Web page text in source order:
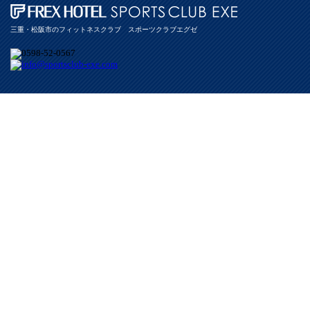
三重・松阪市のフィットネスクラブ スポーツクラブエグゼ